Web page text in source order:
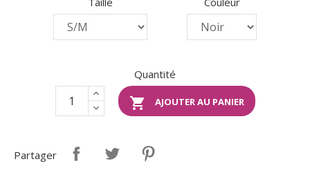
Quantité
 AJOUTER AU PANIER
Partager